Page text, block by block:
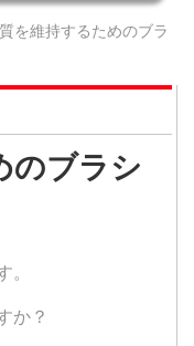
を維持するためのブラ
のブラシ
か？